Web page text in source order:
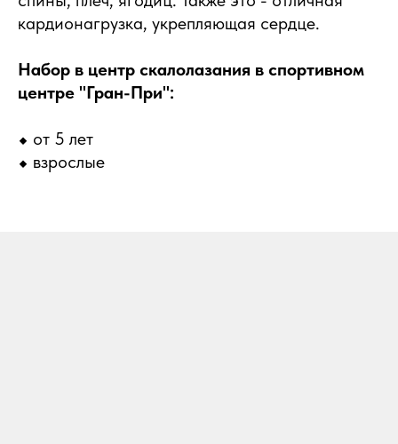
кардионагрузка, укрепляющая сердце.
Набор в центр скалолазания в спортивном
центре "Гран-При":
⬥ от 5 лет
⬥ взрослые